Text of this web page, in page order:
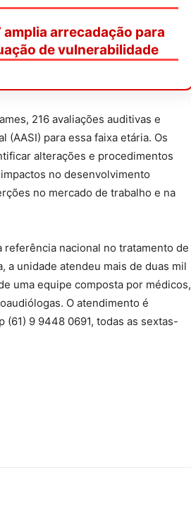
amplia arrecadação para
de vulnerabilidade
216 avaliações auditivas e
para essa faixa etária. Os
alterações e procedimentos
no desenvolvimento
no mercado de trabalho e na
referência nacional no tratamento de
a unidade atendeu mais de duas mil
uma equipe composta por médicos,
O atendimento é
9 9448 0691, todas as sextas-